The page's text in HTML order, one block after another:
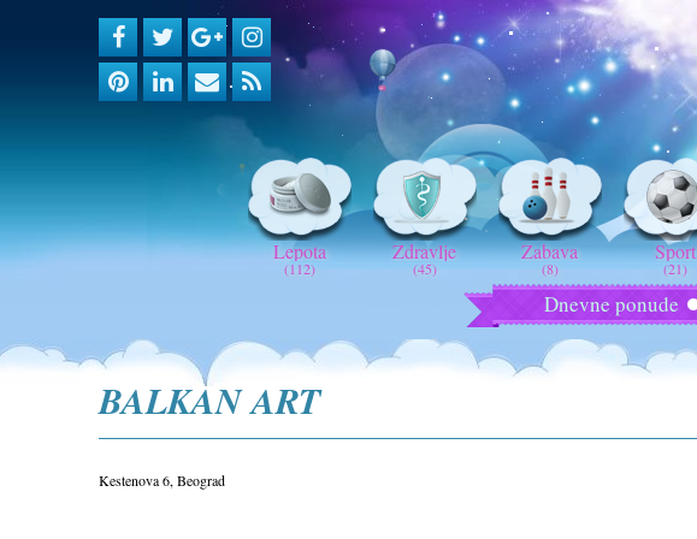
Lepota
(112)
Zdravlje
(45)
Zabava
(8)
Sport
(21)
Dnevne ponude
BALKAN ART
Kestenova 6, Beograd